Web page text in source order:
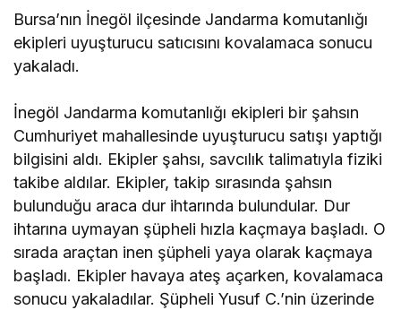
Bursa’nın İnegöl ilçesinde Jandarma komutanlığı
ekipleri uyuşturucu satıcısını kovalamaca sonucu
yakaladı.
İnegöl Jandarma komutanlığı ekipleri bir şahsın
Cumhuriyet mahallesinde uyuşturucu satışı yaptığı
bilgisini aldı. Ekipler şahsı, savcılık talimatıyla fiziki
takibe aldılar. Ekipler, takip sırasında şahsın
bulunduğu araca dur ihtarında bulundular. Dur
ihtarına uymayan şüpheli hızla kaçmaya başladı. O
sırada araçtan inen şüpheli yaya olarak kaçmaya
başladı. Ekipler havaya ateş açarken, kovalamaca
sonucu yakaladılar. Şüpheli Yusuf C.’nin üzerinde